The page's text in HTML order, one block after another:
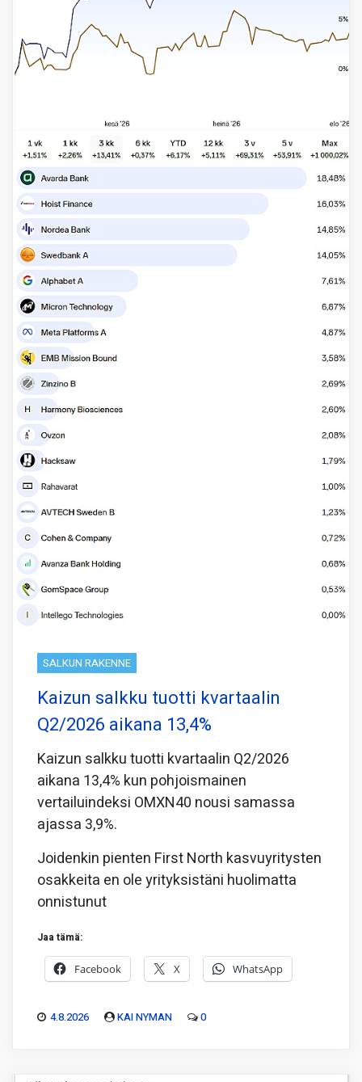
SALKUN RAKENNE
Kaizun salkku tuotti kvartaalin
Q2/2026 aikana 13,4%
Kaizun salkku tuotti kvartaalin Q2/2026
aikana 13,4% kun pohjoismainen
vertailuindeksi OMXN40 nousi samassa
ajassa 3,9%.
Joidenkin pienten First North kasvuyritysten
osakkeita en ole yrityksistäni huolimatta
onnistunut
Jaa tämä:
Facebook X WhatsApp
4.8.2026 KAI NYMAN 0